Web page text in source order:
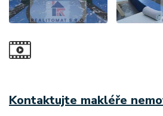
Kontaktujte makléře